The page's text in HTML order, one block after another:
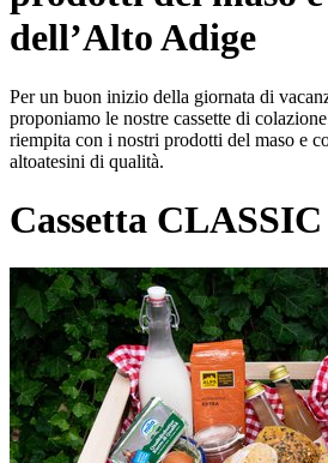
dell’Alto Adige
Per un buon inizio della giornata di
proponiamo le nostre cassette di
riempita con i nostri prodotti del maso e
altoatesini di qualità.
Cassetta CLASSIC